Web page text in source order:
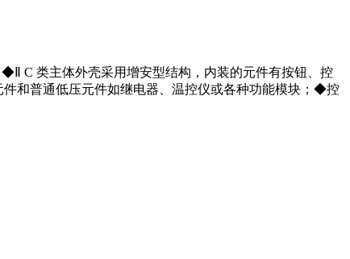
C 类主体外壳采用增安型结构，内装的元件有按钮、控
和普通低压元件如继电器、温控仪或各种功能模块；◆控